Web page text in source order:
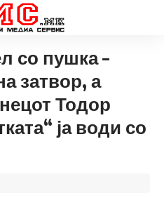
со пушка –
затвор, а
Тодор
ја води со